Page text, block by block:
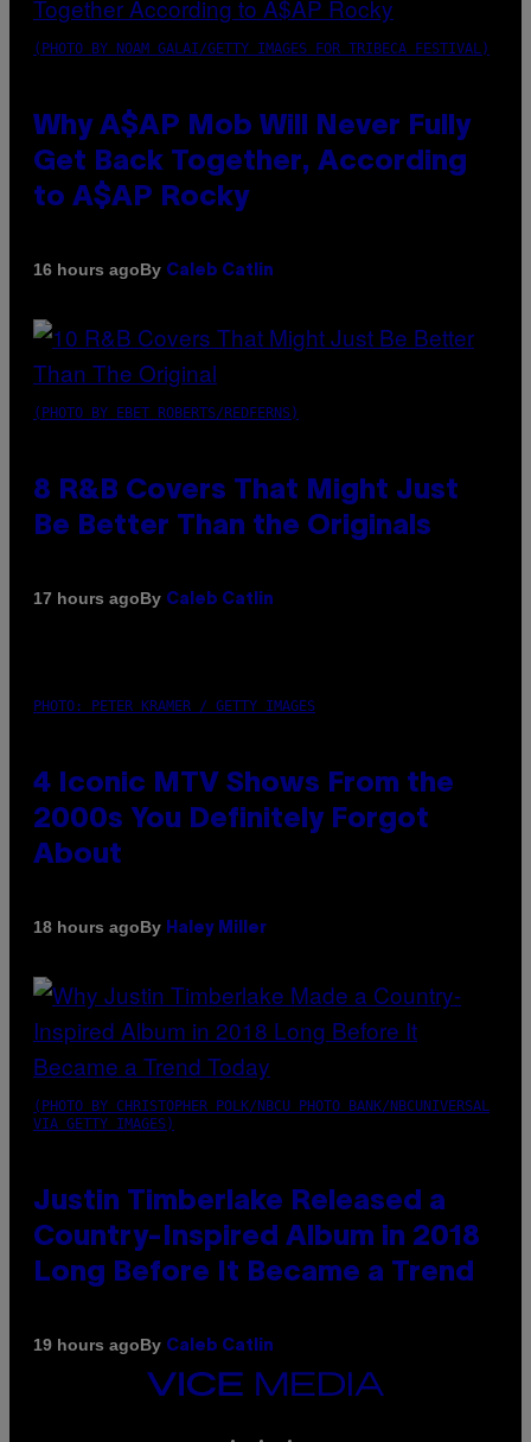
(PHOTO BY NOAM GALAI/GETTY IMAGES FOR TRIBECA FESTIVAL)
Why A$AP Mob Will Never Fully
Get Back Together, According
to A$AP Rocky
16 hours agoBy Caleb Catlin
(PHOTO BY EBET ROBERTS/REDFERNS)
8 R&B Covers That Might Just
Be Better Than the Originals
17 hours agoBy Caleb Catlin
PHOTO: PETER KRAMER / GETTY IMAGES
4 Iconic MTV Shows From the
2000s You Definitely Forgot
About
18 hours agoBy Haley Miller
(PHOTO BY CHRISTOPHER POLK/NBCU PHOTO BANK/NBCUNIVERSAL
VIA GETTY IMAGES)
Justin Timberlake Released a
Country-Inspired Album in 2018
Long Before It Became a Trend
19 hours agoBy Caleb Catlin
VICE
MEDIA